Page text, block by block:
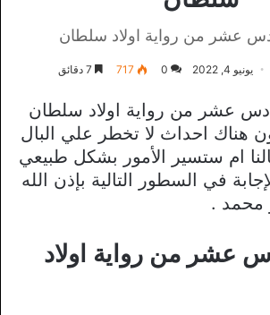
عشر من رواية اولاد سلطان
يونيو 4, 2022 0
717
عشر من رواية اولاد سلطان
هناك احداث لا تخطر علي البال
ام ستسير الأمور بشكل طبيعي
في السطور التالية بإذن الله
محمد .
عشر من رواية اولاد